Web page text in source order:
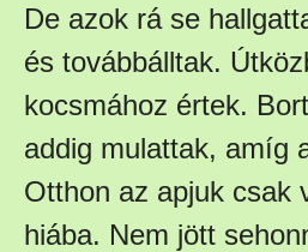
De azok rá se
és továbbálltak.
kocsmához értek.
addig mulattak, amíg
Otthon az apjuk csak
hiába. Nem jött